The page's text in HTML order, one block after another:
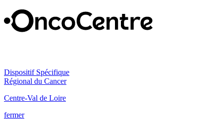
Dispositif Spécifique
Régional du Cancer
Centre-Val de Loire
fermer